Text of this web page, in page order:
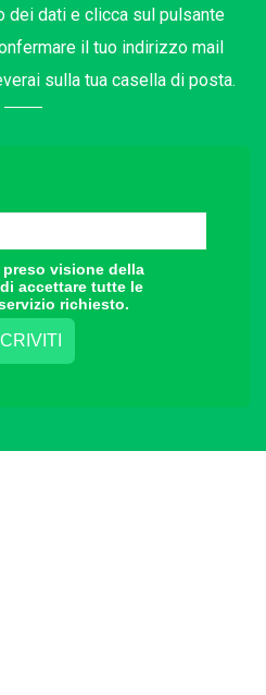
dei dati e clicca sul pulsante
il tuo indirizzo mail
sulla tua casella di posta.
visione della
accettare tutte le
richiesto.